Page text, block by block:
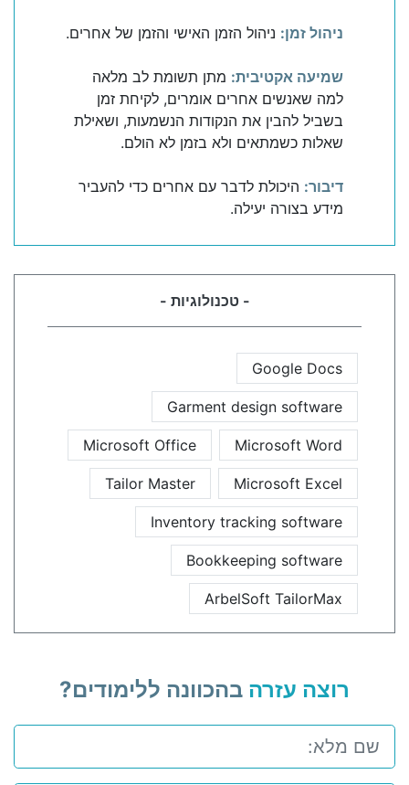
ניהול זמן: ניהול הזמן האישי והזמן של אחרים.
שמיעה אקטיבית: מתן תשומת לב מלאה
למה שאנשים אחרים אומרים, לקיחת זמן
בשביל להבין את הנקודות הנשמעות, ושאילת
שאלות כשמתאים ולא בזמן לא הולם.
דיבור: היכולת לדבר עם אחרים כדי להעביר
מידע בצורה יעילה.
- טכנולוגיות -
Google Docs
Garment design software
Microsoft Word
Microsoft Office
Microsoft Excel
Tailor Master
Inventory tracking software
Bookkeeping software
ArbelSoft TailorMax
רוצה עזרה בהכוונה ללימודים?